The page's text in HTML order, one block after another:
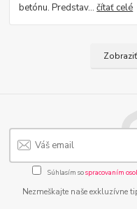
betónu. Predstav...čítať celé
Súhlasím sospracovaním
Nezmeškajte naše exkluzívne